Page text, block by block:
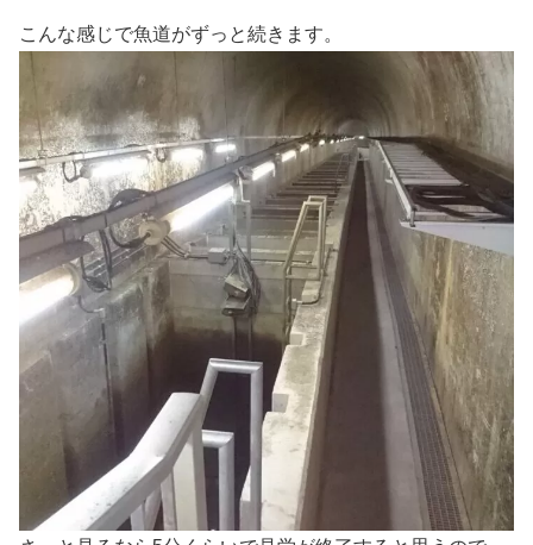
こんな感じで魚道がずっと続きます。